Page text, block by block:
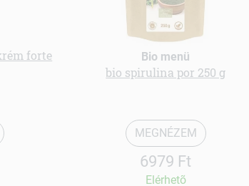
forte
Bio menü
bio spirulina por 250 g
MEGNÉZEM
6979 Ft
Elérhetõ